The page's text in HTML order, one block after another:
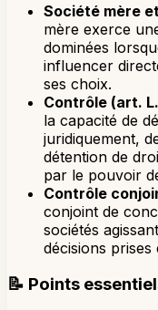
Société mère
mère exerce
dominées
influencer
ses choix.
Contrôle (art.
la capacité de
juridiquement,
détention de
par le pouvoir
Contrôle
conjoint de
sociétés
décisions prises
📝 Points